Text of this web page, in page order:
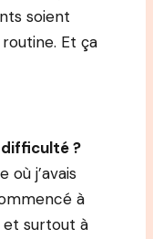
soient
Et ça
difficulté ?
où j’avais
à
et surtout à